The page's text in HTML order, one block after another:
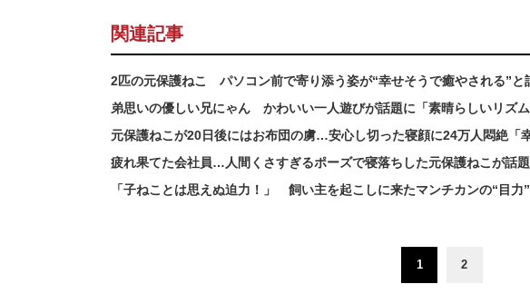
関連記事
2匹の元保護ねこ パソコン前で寄り添う姿が“幸せそうで癒やされる”
弟思いの優しい兄にゃん かわいい一人遊びが話題に「素晴らしいリズム
元保護ねこが20日後にはお布団の虜…安心し切った寝顔に24万人悶絶「
疲れ果てた会社員…人間くさすぎるポーズで寝落ちした元保護ねこが話
「子ねことは思えぬ迫力！」 飼い主を起こしに来たマンチカンの“目力
1 2